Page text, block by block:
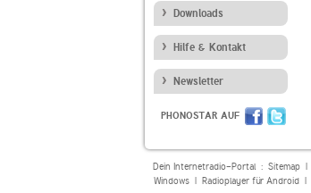
Downloads
Hilfe & Kontakt
Newsletter
PHONOSTAR AUF
Dein Internetradio-Portal : Sitemap|
Windows| Radioplayer für Android|